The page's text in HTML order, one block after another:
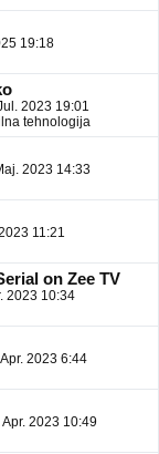
19:18
2023 19:01
tehnologija
2023 14:33
11:21
on Zee TV
2023 10:34
2023 6:44
Apr. 2023 10:49